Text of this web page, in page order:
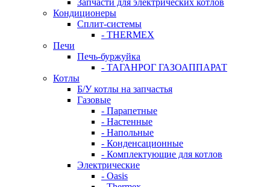
Запчасти для электрических котлов
Кондиционеры
Сплит-системы
- THERMEX
Печи
Печь-буржуйка
- ТАГАНРОГ ГАЗОАППАРАТ
Котлы
Б/У котлы на запчастья
Газовые
- Парапетные
- Настенные
- Напольные
- Конденсационные
- Комплектующие для котлов
Электрические
- Oasis